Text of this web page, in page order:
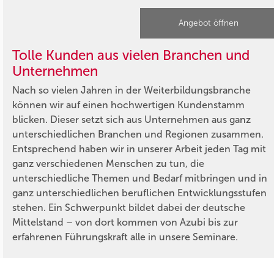
Angebot öffnen
Tolle Kunden aus vielen Branchen und
Unternehmen
Nach so vielen Jahren in der Weiterbildungsbranche
können wir auf einen hochwertigen Kundenstamm
blicken. Dieser setzt sich aus Unternehmen aus ganz
unterschiedlichen Branchen und Regionen zusammen.
Entsprechend haben wir in unserer Arbeit jeden Tag mit
ganz verschiedenen Menschen zu tun, die
unterschiedliche Themen und Bedarf mitbringen und in
ganz unterschiedlichen beruflichen Entwicklungsstufen
stehen. Ein Schwerpunkt bildet dabei der deutsche
Mittelstand – von dort kommen von Azubi bis zur
erfahrenen Führungskraft alle in unsere Seminare.